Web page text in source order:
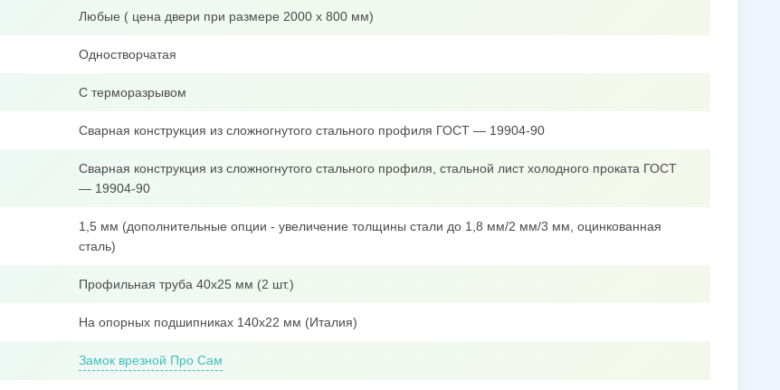
Любые ( цена двери при размере 2000 х 800 мм)
Одностворчатая
С терморазрывом
Сварная конструкция из сложногнутого стального профиля ГОСТ — 19904-90
Сварная конструкция из сложногнутого стального профиля, стальной лист холодного проката ГОСТ
— 19904-90
1,5 мм (дополнительные опции - увеличение толщины стали до 1,8 мм/2 мм/3 мм, оцинкованная
сталь)
Профильная труба 40x25 мм (2 шт.)
На опорных подшипниках 140х22 мм (Италия)
Замок врезной Про Сам